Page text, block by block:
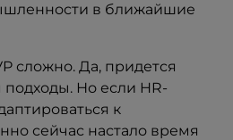
в ближайшие
сложно. Да, придется
Но если HR-
к
сейчас настало время